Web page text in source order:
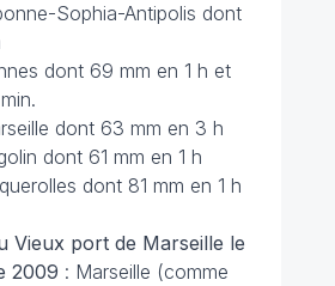
Sophia-Antipolis dont
dont 69 mm en 1 h et
dont 63 mm en 3 h
dont 61 mm en 1 h
dont 81 mm en 1 h
Vieux port de Marseille le
2009 : Marseille (comme